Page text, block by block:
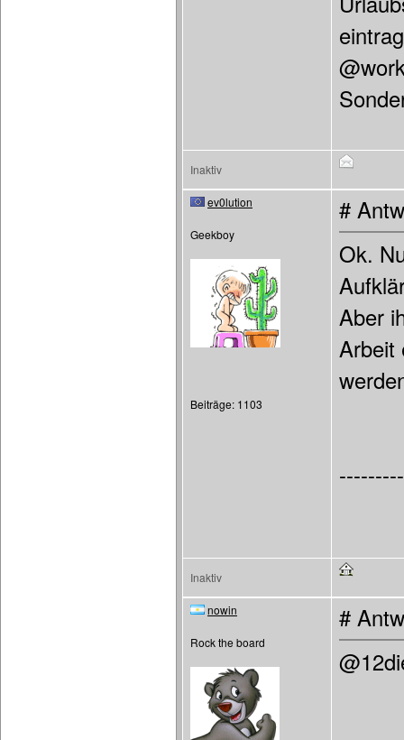
Inaktiv
ev0lution
Geekboy
Beiträge: 1103
#
Ok.
Aber
Arbeit
Inaktiv
nowin
Rock the board
#